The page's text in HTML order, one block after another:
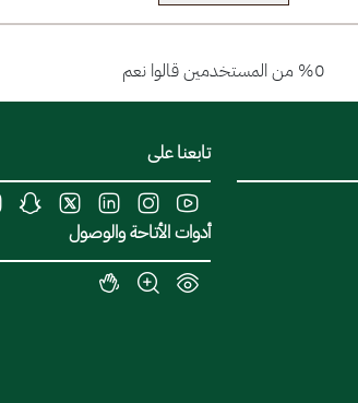
%0 من المستخدمين قالوا نعم
تابعنا على
أدوات الأتاحة والوصول